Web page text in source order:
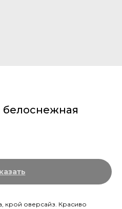
крой оверсайз. Красиво